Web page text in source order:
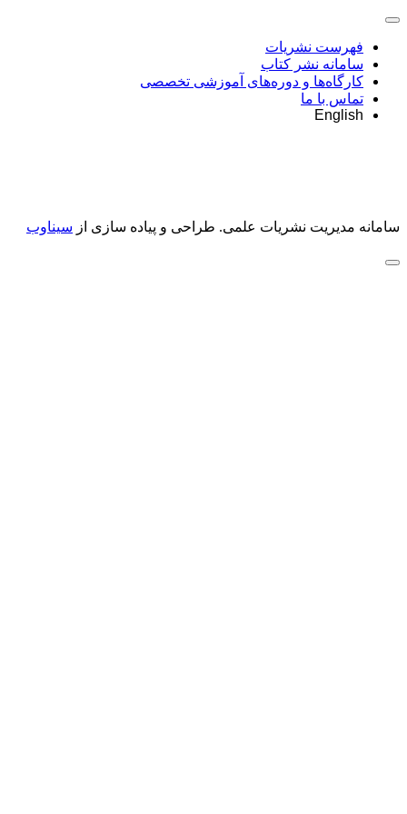
فهرست نشریات
سامانه نشر کتاب
کارگاه‌ها و دوره‌های آموزشی تخصصی
تماس با ما
English
سامانه مدیریت نشریات علمی. طراحی و پیاده سازی از سیناوب